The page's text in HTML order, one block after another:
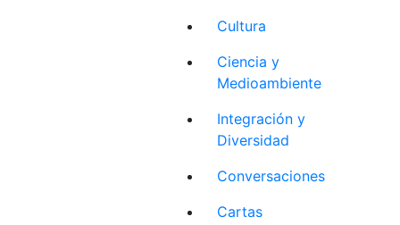
Cultura
Ciencia y
Medioambiente
Integración y
Diversidad
Conversaciones
Cartas